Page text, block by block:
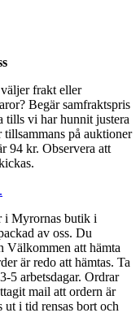
frakt eller
Begär samfraktspris
tills vi har hunnit justera
på auktioner
94 kr. Observera att
i Myrornas butik i
av oss. Du
Välkommen att hämta
är redo att hämtas. Ta
5 arbetsdagar. Ordrar
mail att ordern är
ut i tid rensas bort och